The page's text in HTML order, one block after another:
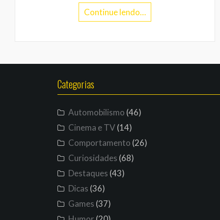
Continue lendo…
Categorias
Automobilismo (46)
Cinema e TV(14)
Comportamento (26)
Curiosidades (68)
Destaques (43)
Dicas (36)
Games (37)